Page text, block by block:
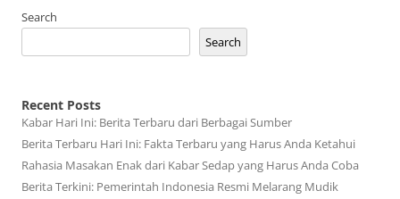
Search
Search
Recent Posts
Kabar Hari Ini: Berita Terbaru dari Berbagai Sumber
Berita Terbaru Hari Ini: Fakta Terbaru yang Harus Anda Ketahui
Rahasia Masakan Enak dari Kabar Sedap yang Harus Anda Coba
Berita Terkini: Pemerintah Indonesia Resmi Melarang Mudik